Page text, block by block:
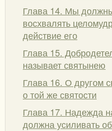
Глава 14. Мы
восхвалять
действие его
Глава 15.
называет святынею
Глава 16. О другом
о той же святости
Глава 17. Надежда
должна усиливать